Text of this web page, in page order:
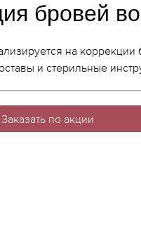
бровей
на
и стерильные
Заказать по акции